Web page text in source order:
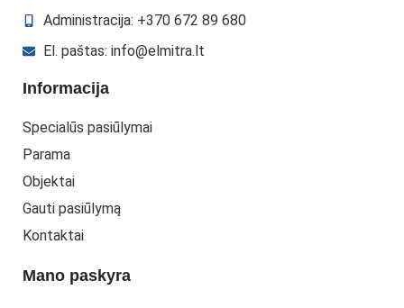
Administracija: +370 672 89 680
El. paštas: info@elmitra.lt
Informacija
Specialūs pasiūlymai
Parama
Objektai
Gauti pasiūlymą
Kontaktai
Mano paskyra